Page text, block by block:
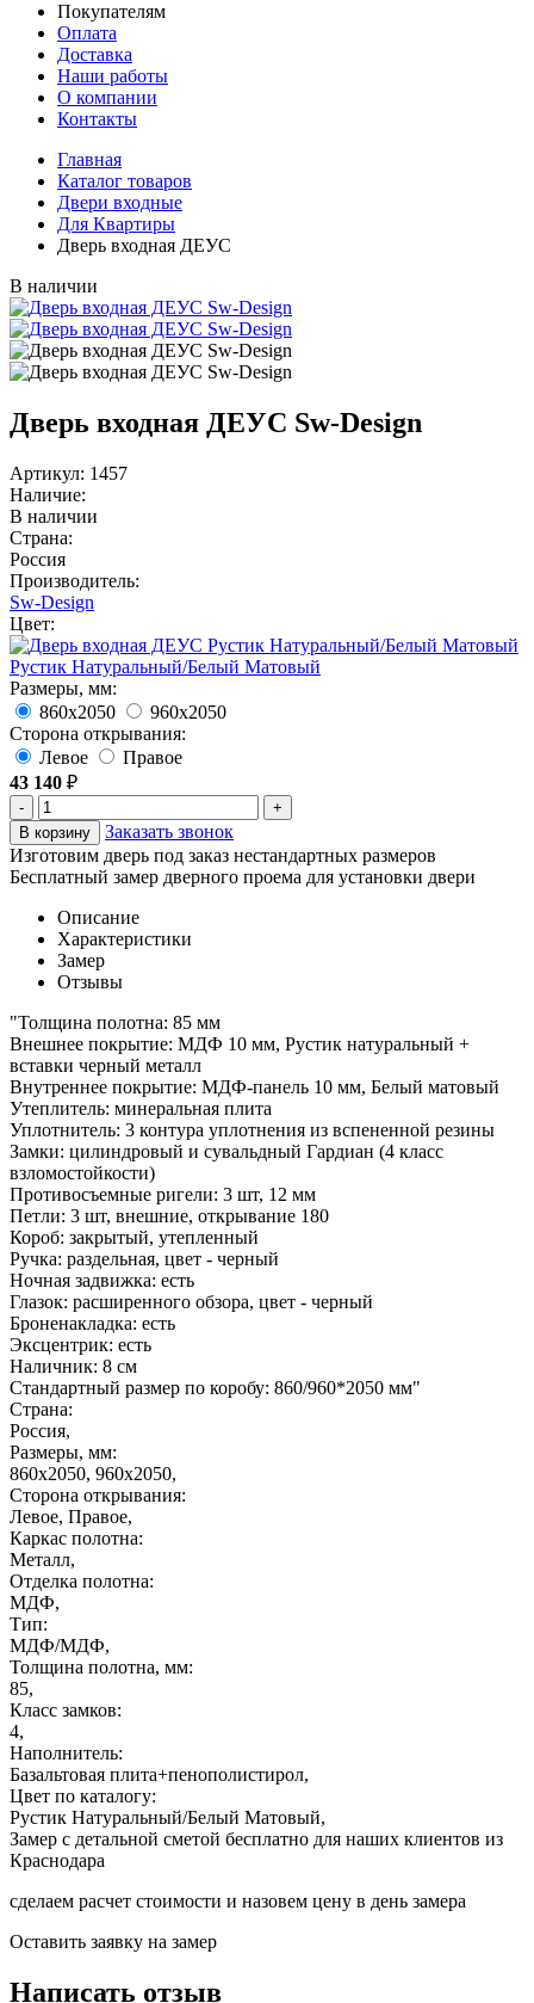
Покупателям
Оплата
Доставка
Наши работы
О компании
Контакты
Главная
Каталог товаров
Двери входные
Для Квартиры
Дверь входная ДЕУС
В наличии
Дверь входная ДЕУС Sw-Design
Артикул: 1457
Наличие:
В наличии
Страна:
Россия
Производитель:
Sw-Design
Цвет:
Рустик Натуральный/Белый Матовый
Размеры, мм:
860х2050
960х2050
Сторона открывания:
Левое
Правое
43 140 ₽
-
+
В корзину
Заказать звонок
Изготовим дверь под заказ нестандартных размеров
Бесплатный замер дверного проема для установки двери
Описание
Характеристики
Замер
Отзывы
"Толщина полотна: 85 мм
Внешнее покрытие: МДФ 10 мм, Рустик натуральный +
вставки черный металл
Внутреннее покрытие: МДФ-панель 10 мм, Белый матовый
Утеплитель: минеральная плита
Уплотнитель: 3 контура уплотнения из вспененной резины
Замки: цилиндровый и сувальдный Гардиан (4 класс
взломостойкости)
Противосъемные ригели: 3 шт, 12 мм
Петли: 3 шт, внешние, открывание 180
Короб: закрытый, утепленный
Ручка: раздельная, цвет - черный
Ночная задвижка: есть
Глазок: расширенного обзора, цвет - черный
Броненакладка: есть
Эксцентрик: есть
Наличник: 8 см
Стандартный размер по коробу: 860/960*2050 мм"
Страна:
Россия,
Размеры, мм:
860х2050, 960х2050,
Сторона открывания:
Левое, Правое,
Каркас полотна:
Металл,
Отделка полотна:
МДФ,
Тип:
МДФ/МДФ,
Толщина полотна, мм:
85,
Класс замков:
4,
Наполнитель:
Базальтовая плита+пенополистирол,
Цвет по каталогу:
Рустик Натуральный/Белый Матовый,
Замер с детальной сметой бесплатно для наших клиентов из
Краснодара
сделаем расчет стоимости и назовем цену в день замера
Оставить заявку на замер
Написать отзыв